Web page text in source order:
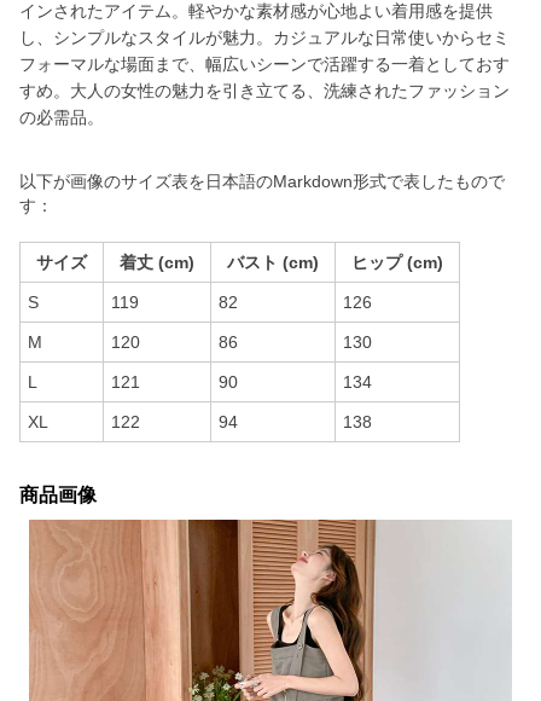
インされたアイテム。軽やかな素材感が心地よい着用感を提供
し、シンプルなスタイルが魅力。カジュアルな日常使いからセミ
フォーマルな場面まで、幅広いシーンで活躍する一着としておす
すめ。大人の女性の魅力を引き立てる、洗練されたファッション
の必需品。
以下が画像のサイズ表を日本語のMarkdown形式で表したもので
す：
サイズ 着丈 (cm) バスト (cm) ヒップ (cm)
S 119 82 126
M 120 86 130
L 121 90 134
XL 122 94 138
商品画像